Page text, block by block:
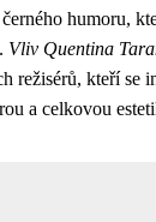
humoru,
Vliv Quentina
režisérů, kteří se
a celkovou